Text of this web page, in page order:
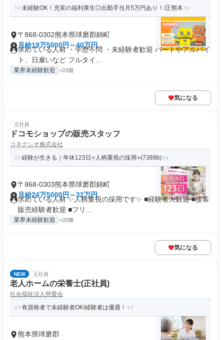
未経験OK！充実の福利厚生◎出勤手当月5万円あり！/正熊本
〒868-0302熊本県球磨郡錦町
月給19万5000円～40万円
求めている人材 ・学歴不問 ・未経験者歓迎 パートやアルバイ
ト、日雇いなど フルタイ...
業界未経験歓迎 +23個
気になる
正社員
ドコモショップの販売スタッフ
コネクシオ株式会社
経験が生きる｜年休123日⭐人柄重視の採用⭐(7389b)
〒868-0303熊本県球磨郡錦町
月給24万5000円～32万円
求めている人材 ✨人柄重視の採用です✨ ■経験者大歓迎 ■接客
販売経験者歓迎 ■フリ...
業界未経験歓迎 +20個
気になる
NEW 正社員
老人ホームの栄養士(正社員)
社会福祉法人慈愛会
有資格者で未経験者OK!経験者は優遇！
熊本県球磨郡